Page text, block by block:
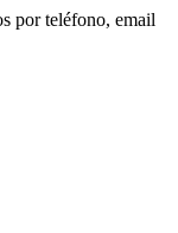
por teléfono, email